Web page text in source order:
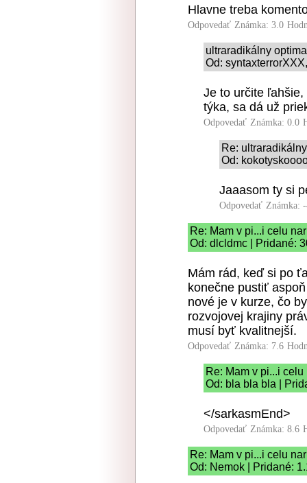
Hlavne treba
Odpovedať Známka: 3.0
ultraradikálny
Od:
Je to určite
týka, sa dá už
Odpovedať Známka: 0.0
Re:
Od:
Jaaasom ty si
Odpovedať Známka:
Re: Mam v pi...i celu
Od: dlcldmc | Pridané:
Mám rád, keď si po
konečne pustiť
nové je v kurze, čo
rozvojovej krajiny
musí byť kvalitnejší.
Odpovedať Známka: 7.6
Re: Mam v pi...i celu
Od: bla bla bla |
</sarkasmEnd>
Odpovedať Známka: 8.6
Re: Mam v pi...i celu
Od: Nemok | Pridané: